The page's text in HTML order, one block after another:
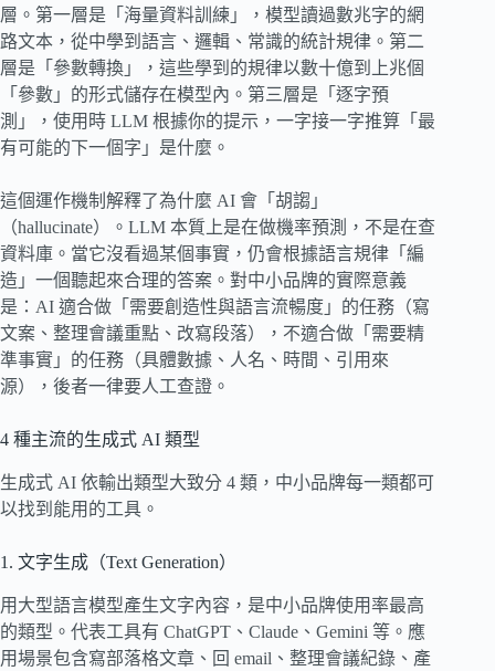
層。第一層是「海量資料訓練」，模型讀過數兆字的網
路文本，從中學到語言、邏輯、常識的統計規律。第二
層是「參數轉換」，這些學到的規律以數十億到上兆個
「參數」的形式儲存在模型內。第三層是「逐字預
測」，使用時 LLM 根據你的提示，一字接一字推算「最
有可能的下一個字」是什麼。
這個運作機制解釋了為什麼 AI 會「胡謅」
（hallucinate）。LLM 本質上是在做機率預測，不是在查
資料庫。當它沒看過某個事實，仍會根據語言規律「編
造」一個聽起來合理的答案。對中小品牌的實際意義
是：AI 適合做「需要創造性與語言流暢度」的任務（寫
文案、整理會議重點、改寫段落），不適合做「需要精
準事實」的任務（具體數據、人名、時間、引用來
源），後者一律要人工查證。
4 種主流的生成式 AI 類型
生成式 AI 依輸出類型大致分 4 類，中小品牌每一類都可
以找到能用的工具。
1. 文字生成（Text Generation）
用大型語言模型產生文字內容，是中小品牌使用率最高
的類型。代表工具有 ChatGPT、Claude、Gemini 等。應
用場景包含寫部落格文章、回 email、整理會議紀錄、產